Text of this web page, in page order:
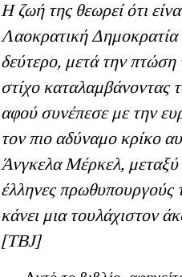
Η ζωή της θεωρεί ότι
Λαοκρατική Δημοκρατία
δεύτερο, μετά την πτώση
στίχο καταλαμβάνοντας
αφού συνέπεσε με την
τον πιο αδύναμο κρίκο
Άνγκελα Μέρκελ, μεταξύ
έλληνες πρωθυπουργούς
κάνει μια τουλάχιστον
[ΤΒJ]